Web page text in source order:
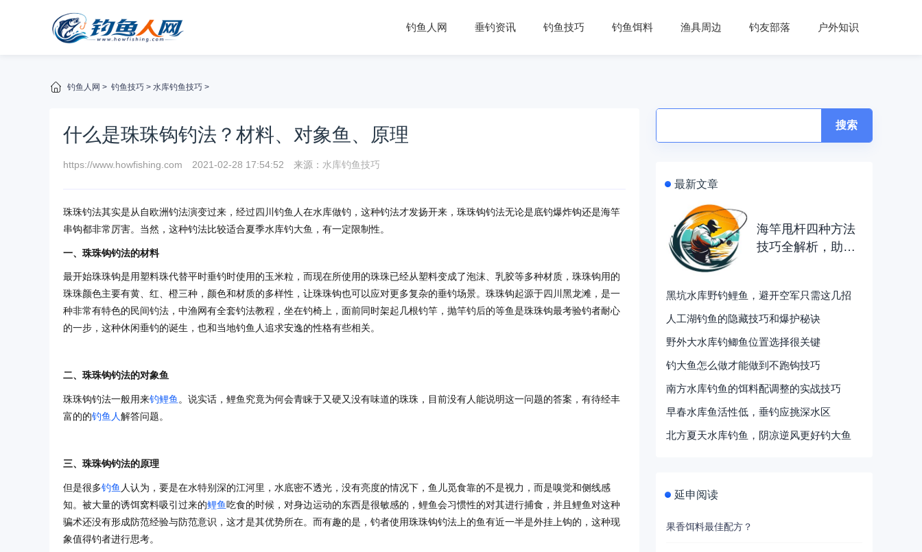
钓鱼人网 垂钓资讯 钓鱼技巧 钓鱼饵料 渔具周边 钓友部落 户外知识
钓鱼人网 > 钓鱼技巧 > 水库钓鱼技巧 >
什么是珠珠钩钓法？材料、对象鱼、原理
https://www.howfishing.com 2021-02-28 17:54:52 来源： 水库钓鱼技巧
珠珠钓法其实是从自欧洲钓法演变过来，经过四川钓鱼人在水库做钓，这种钓法才发扬开来，珠珠钩钓法无论是底钓爆炸钩还是海竿
串钩都非常厉害。当然，这种钓法比较适合夏季水库钓大鱼，有一定限制性。
一、珠珠钩钓法的材料
最开始珠珠钩是用塑料珠代替平时垂钓时使用的玉米粒，而现在所使用的珠珠已经从塑料变成了泡沫、乳胶等多种材质，珠珠钩用的
珠珠颜色主要有黄、红、橙三种，颜色和材质的多样性，让珠珠钩也可以应对更多复杂的垂钓场景。珠珠钩起源于四川黑龙滩，是一
种非常有特色的民间钓法，中渔网有全套钓法教程，坐在钓椅上，面前同时架起几根钓竿，抛竿钓后的等鱼是珠珠钩最考验钓者耐心
的一步，这种休闲垂钓的诞生，也和当地钓鱼人追求安逸的性格有些相关。
二、珠珠钩钓法的对象鱼
珠珠钩钓法一般用来钓鲤鱼 。说实话，鲤鱼究竟为何会青睐于又硬又没有味道的珠珠，目前没有人能说明这一问题的答案，有待经丰
富的的钓鱼人解答问题。
三、珠珠钩钓法的原理
但是很多钓鱼 人认为，要是在水特别深的江河里，水底密不透光，没有亮度的情况下，鱼儿觅食靠的不是视力，而是嗅觉和侧线感
知。被大量的诱饵窝料吸引过来的鲤鱼吃食的时候，对身边运动的东西是很敏感的，鲤鱼会习惯性的对其进行捕食，并且鲤鱼对这种
骗术还没有形成防范经验与防范意识，这才是其优势所在。而有趣的是，钓者使用珠珠钩钓法上的鱼有近一半是外挂上钩的，这种现
象值得钓者进行思考。
搜索
最新文章
海竿甩杆四种方法
技巧全解析，助你
黑坑水库野钓鲤鱼，避开空军只需这几招
人工湖钓鱼的隐藏技巧和爆护秘诀
野外大水库钓鲫鱼位置选择很关键
钓大鱼怎么做才能做到不跑钩技巧
南方水库钓鱼的饵料配调整的实战技巧
早春水库鱼活性低，垂钓应挑深水区
北方夏天水库钓鱼，阴凉逆风更好钓大鱼
延申阅读
果香饵料最佳配方？